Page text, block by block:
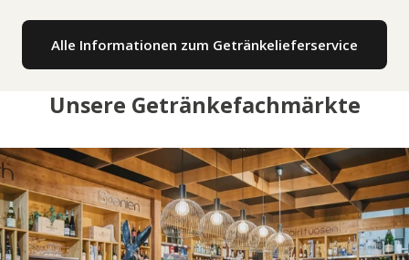
Alle Informationen zum Getränkelieferservice
Unsere Getränkefachmärkte